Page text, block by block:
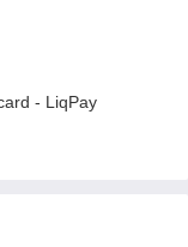
- LiqPay